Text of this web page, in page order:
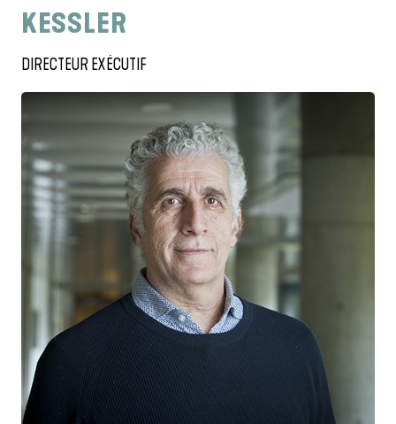
KESSLER
DIRECTEUR EXÉCUTIF